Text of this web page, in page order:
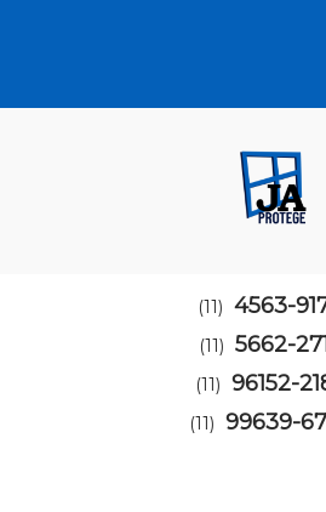
(11) 4563-
(11) 5662-
(11) 96152-
(11) 99639-